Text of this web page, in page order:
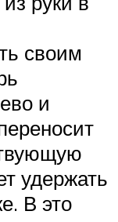
своим
и
удержать
В это